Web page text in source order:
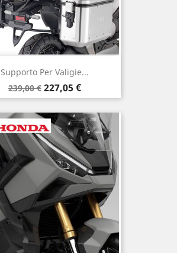
Supporto Per Valigie...
Prezzo
base
239,00 € Prezzo
227,05 €